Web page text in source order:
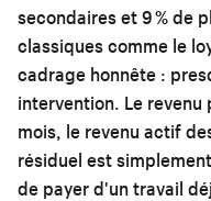
secondaires et 9 % de
classiques comme le
cadrage honnête :
intervention. Le
mois, le revenu actif
résiduel est
de payer d'un travail